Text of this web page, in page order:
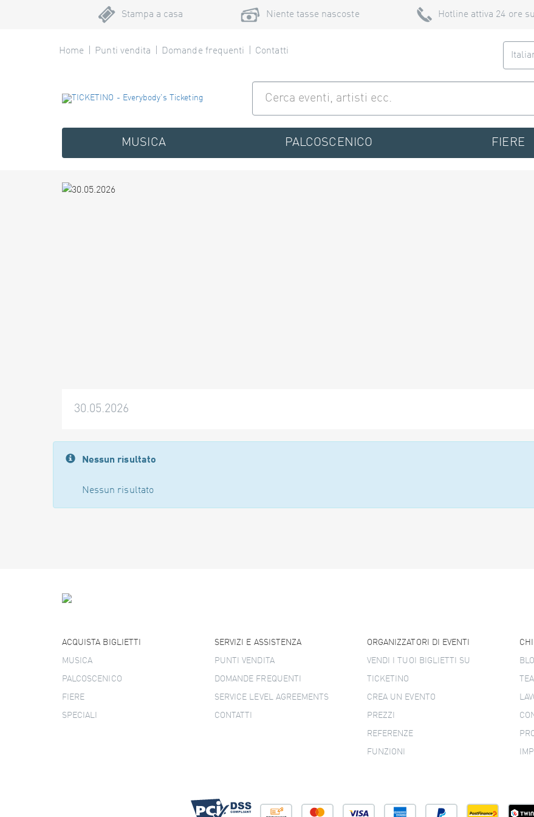
Stampa a casa Niente tasse nascoste Hotline attiva 24 ore
Home Punti vendita Domande frequenti Contatti
MUSICA PALCOSCENICO FIERE
30.05.2026
Nessun risultato
Nessun risultato
ACQUISTA BIGLIETTI
MUSICA
PALCOSCENICO
FIERE
SPECIALI
SERVIZI E ASSISTENZA
PUNTI VENDITA
DOMANDE FREQUENTI
SERVICE LEVEL AGREEMENTS
CONTATTI
ORGANIZZATORI DI EVENTI
VENDI I TUOI BIGLIETTI SU
TICKETINO
CREA UN EVENTO
PREZZI
REFERENZE
FUNZIONI